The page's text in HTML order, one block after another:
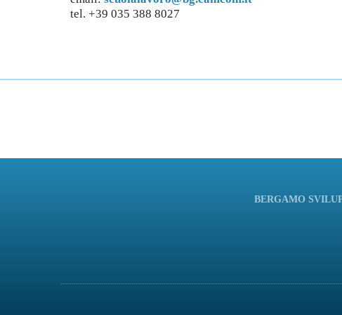
tel. +39 035 388 8027
BERGAMO